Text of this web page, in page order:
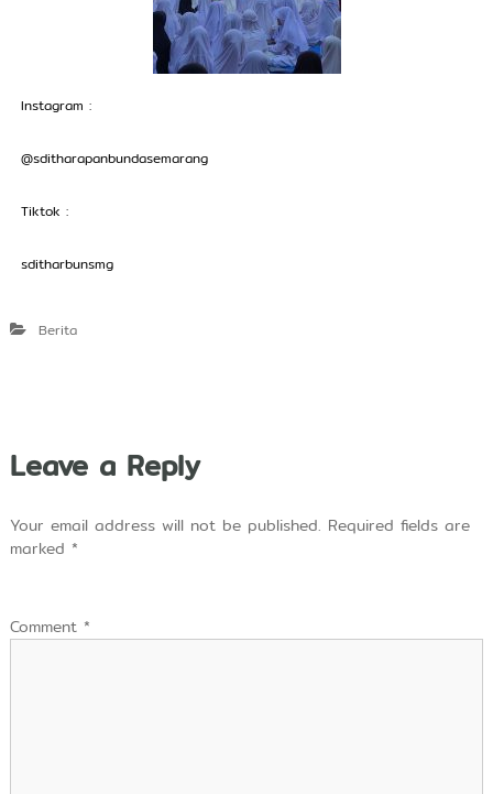
Instagram :
@sditharapanbundasemarang
Tiktok :
sditharbunsmg
Berita
Leave a Reply
Your email address will not be published. Required fields are
marked *
Comment *